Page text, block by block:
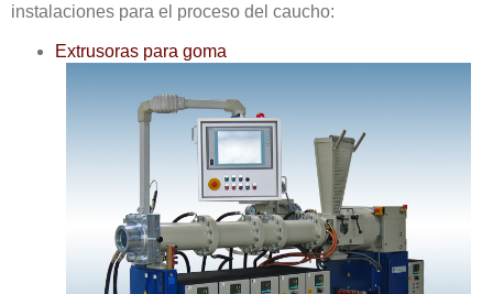
instalaciones para el proceso del caucho:
Extrusoras para goma